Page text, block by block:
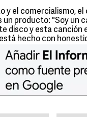
y el comercialismo,
un producto: "Soy un
disco y esta canción
hecho con